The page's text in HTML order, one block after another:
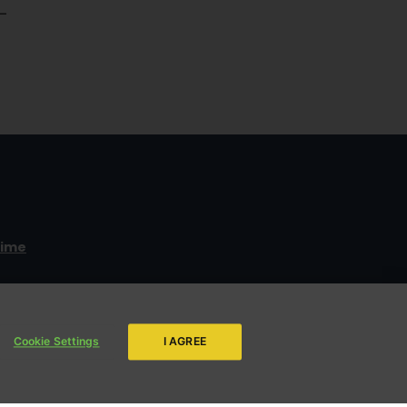
LBV
Cookie Settings I AGREE